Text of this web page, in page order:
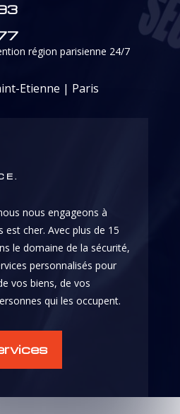
région parisienne 24/7
Etienne | Paris
nous engageons à
est cher. Avec plus de 15
le domaine de la sécurité,
personnalisés pour
vos biens, de vos
qui les occupent.